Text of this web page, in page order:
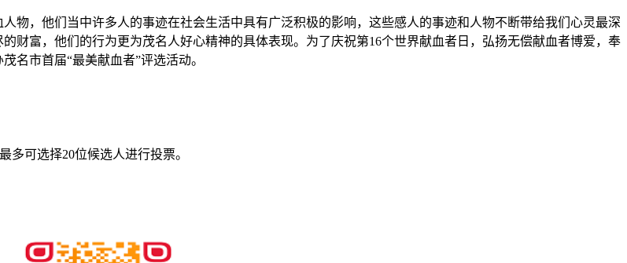
物，他们当中许多人的事迹在社会生活中具有广泛积极的影响，这些感人的事迹和人物不断带给我们心灵最深
财富，他们的行为更为茂名人好心精神的具体表现。为了庆祝第16个世界献血者日，弘扬无偿献血者博爱，奉
名市首届“最美献血者”评选活动。
可选择20位候选人进行投票。